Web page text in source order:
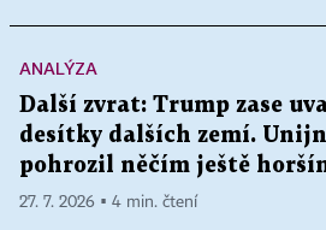
ANALÝZA
Další zvrat: Trump zase
desítky dalších zemí.
pohrozil něčím ještě
27. 7. 2026 ▪ 4 min. čtení